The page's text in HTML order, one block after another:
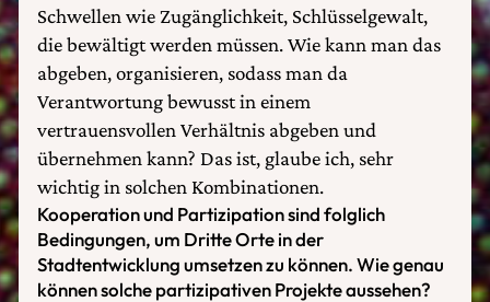
Schwellen wie Zugänglichkeit, Schlüsselgewalt,
die bewältigt werden müssen. Wie kann man das
abgeben, organisieren, sodass man da
Verantwortung bewusst in einem
vertrauensvollen Verhältnis abgeben und
übernehmen kann? Das ist, glaube ich, sehr
wichtig in solchen Kombinationen.
Kooperation und Partizipation sind folglich
Bedingungen, um Dritte Orte in der
Stadtentwicklung umsetzen zu können. Wie genau
können solche partizipativen Projekte aussehen?